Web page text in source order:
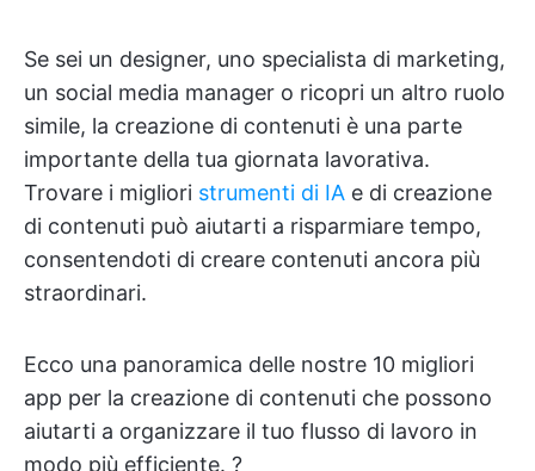
Se sei un designer, uno specialista di marketing,
un social media manager o ricopri un altro ruolo
simile, la creazione di contenuti è una parte
importante della tua giornata lavorativa.
Trovare i migliori strumenti di IA e di creazione
di contenuti può aiutarti a risparmiare tempo,
consentendoti di creare contenuti ancora più
straordinari.
Ecco una panoramica delle nostre 10 migliori
app per la creazione di contenuti che possono
aiutarti a organizzare il tuo flusso di lavoro in
modo più efficiente. ?